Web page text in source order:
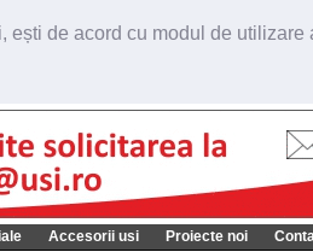
de acord cu modul de utilizare
Accesorii usi Proiecte noi